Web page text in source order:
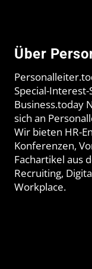
Über
Special-
Business.today
sich an
Wir bieten HR-
Konferenzen,
Fachartikel aus
Recruiting,
Workplace.